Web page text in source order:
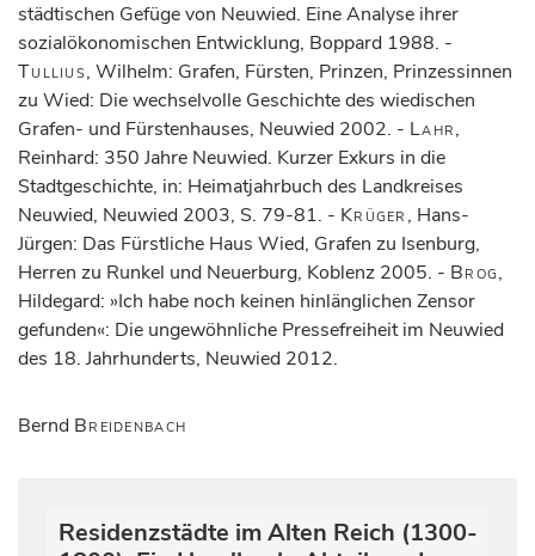
städtischen Gefüge von Neuwied. Eine Analyse ihrer
sozialökonomischen Entwicklung, Boppard 1988. -
Tullius, Wilhelm: Grafen, Fürsten, Prinzen, Prinzessinnen
zu Wied: Die wechselvolle Geschichte des wiedischen
Grafen- und Fürstenhauses, Neuwied 2002. - Lahr,
Reinhard: 350 Jahre Neuwied. Kurzer Exkurs in die
Stadtgeschichte, in: Heimatjahrbuch des Landkreises
Neuwied, Neuwied 2003, S. 79-81. - Krüger, Hans-
Jürgen: Das Fürstliche Haus Wied, Grafen zu Isenburg,
Herren zu Runkel und Neuerburg, Koblenz 2005. - Brog,
Hildegard: »Ich habe noch keinen hinlänglichen Zensor
gefunden«: Die ungewöhnliche Pressefreiheit im Neuwied
des 18. Jahrhunderts, Neuwied 2012.
Bernd Breidenbach
Residenzstädte im Alten Reich (1300-